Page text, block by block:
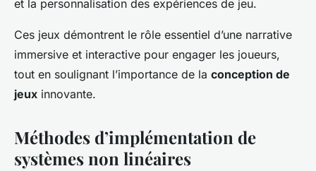
et la personnalisation des expériences de jeu.
Ces jeux démontrent le rôle essentiel d’une narrative
immersive et interactive pour engager les joueurs,
tout en soulignant l’importance de la conception de
jeux innovante.
Méthodes d’implémentation de
systèmes non linéaires